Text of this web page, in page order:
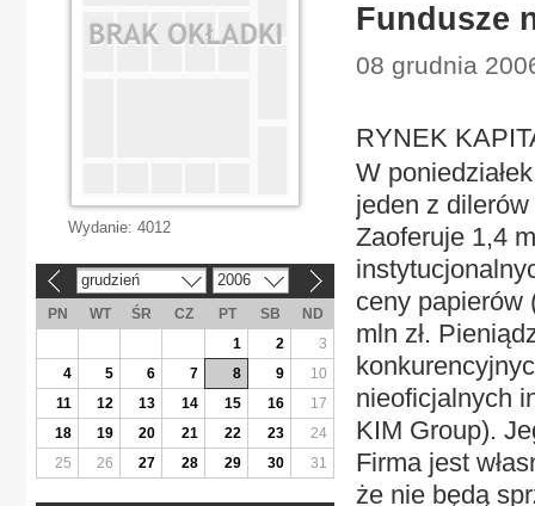
Fundusze
08 grudnia
RYNEK
W
jeden z
Zaoferuje 1,4
ceny papierów
mln zł.
nieoficjalnych
KIM Group).
Firma jest
że nie będą
Wydanie: 4012
grudzień 2006
PN WT ŚR CZ PT SB
ND
1
2
3
4
5 6 7 8 9
10
11
12 13 14 15 16
17
18
19 20 21 22 23
24
25
26 27 28 29 30 31